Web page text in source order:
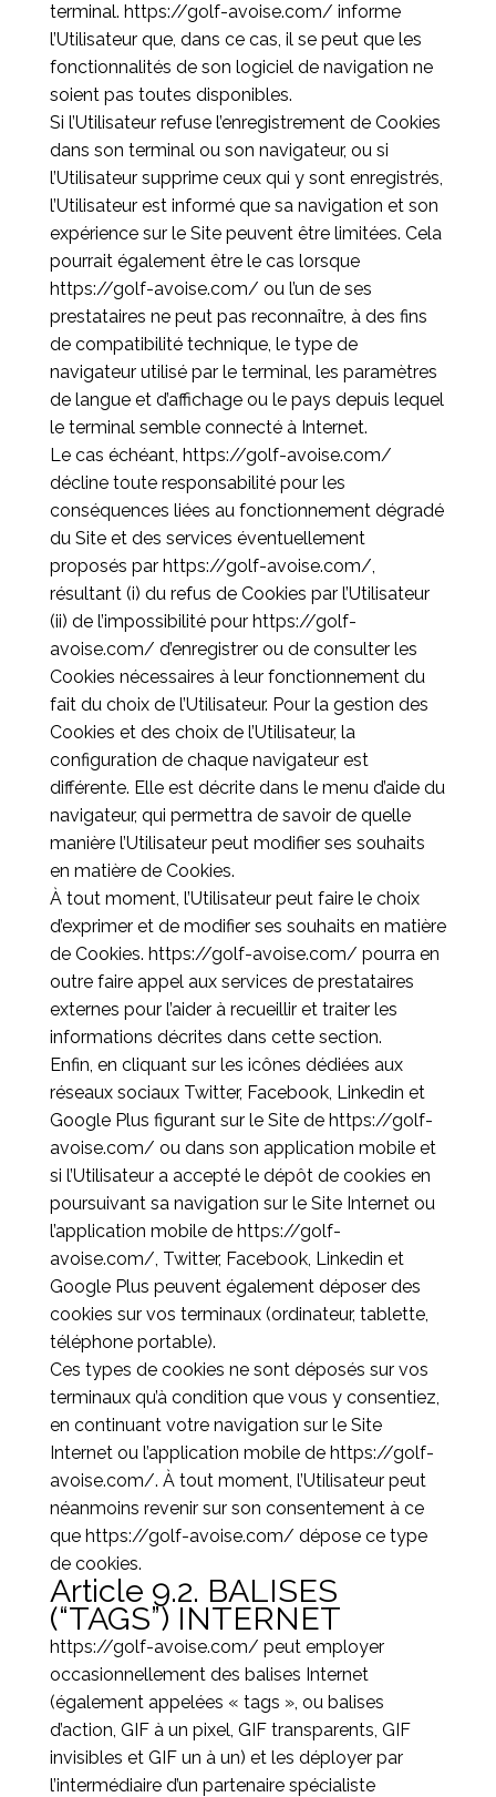
terminal. https://golf-avoise.com/ informe
l’Utilisateur que, dans ce cas, il se peut que les
fonctionnalités de son logiciel de navigation ne
soient pas toutes disponibles.
Si l’Utilisateur refuse l’enregistrement de Cookies
dans son terminal ou son navigateur, ou si
l’Utilisateur supprime ceux qui y sont enregistrés,
l’Utilisateur est informé que sa navigation et son
expérience sur le Site peuvent être limitées. Cela
pourrait également être le cas lorsque
https://golf-avoise.com/ ou l’un de ses
prestataires ne peut pas reconnaître, à des fins
de compatibilité technique, le type de
navigateur utilisé par le terminal, les paramètres
de langue et d’affichage ou le pays depuis lequel
le terminal semble connecté à Internet.
Le cas échéant, https://golf-avoise.com/
décline toute responsabilité pour les
conséquences liées au fonctionnement dégradé
du Site et des services éventuellement
proposés par https://golf-avoise.com/,
résultant (i) du refus de Cookies par l’Utilisateur
(ii) de l’impossibilité pour https://golf-
avoise.com/ d’enregistrer ou de consulter les
Cookies nécessaires à leur fonctionnement du
fait du choix de l’Utilisateur. Pour la gestion des
Cookies et des choix de l’Utilisateur, la
configuration de chaque navigateur est
différente. Elle est décrite dans le menu d’aide du
navigateur, qui permettra de savoir de quelle
manière l’Utilisateur peut modifier ses souhaits
en matière de Cookies.
À tout moment, l’Utilisateur peut faire le choix
d’exprimer et de modifier ses souhaits en matière
de Cookies. https://golf-avoise.com/ pourra en
outre faire appel aux services de prestataires
externes pour l’aider à recueillir et traiter les
informations décrites dans cette section.
Enfin, en cliquant sur les icônes dédiées aux
réseaux sociaux Twitter, Facebook, Linkedin et
Google Plus figurant sur le Site de https://golf-
avoise.com/ ou dans son application mobile et
si l’Utilisateur a accepté le dépôt de cookies en
poursuivant sa navigation sur le Site Internet ou
l’application mobile de https://golf-
avoise.com/, Twitter, Facebook, Linkedin et
Google Plus peuvent également déposer des
cookies sur vos terminaux (ordinateur, tablette,
téléphone portable).
Ces types de cookies ne sont déposés sur vos
terminaux qu’à condition que vous y consentiez,
en continuant votre navigation sur le Site
Internet ou l’application mobile de https://golf-
avoise.com/. À tout moment, l’Utilisateur peut
néanmoins revenir sur son consentement à ce
que https://golf-avoise.com/ dépose ce type
de cookies.
Article 9.2. BALISES
(“TAGS”) INTERNET
https://golf-avoise.com/ peut employer
occasionnellement des balises Internet
(également appelées « tags », ou balises
d’action, GIF à un pixel, GIF transparents, GIF
invisibles et GIF un à un) et les déployer par
l’intermédiaire d’un partenaire spécialiste